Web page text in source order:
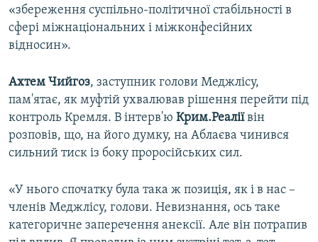
«збереження суспільно-політичної стабільності в
сфері міжнаціональних і міжконфесійних
відносин».
Ахтем Чийгоз, заступник голови Меджлісу,
пам'ятає, як муфтій ухвалював рішення перейти під
контроль Кремля. В інтерв'ю Крим.Реаліївін
розповів, що, на його думку, на Аблаєва чинився
сильний тиск із боку проросійських сил.
«У нього спочатку була така ж позиція, як і в нас –
членів Меджлісу, голови. Невизнання, ось таке
категоричне заперечення анексії. Але він потрапив